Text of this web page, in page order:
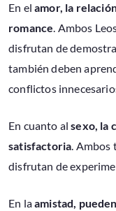
En el amor, la
romance. Ambos
disfrutan de
también deben
conflictos
En cuanto al sexo, la
satisfactoria. Ambos
disfrutan de
En laamistad,